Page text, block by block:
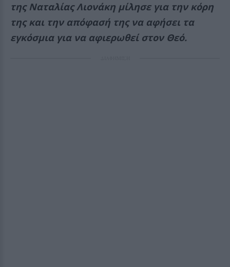
της Ναταλίας Λιονάκη μίλησε για την κόρη
της και την απόφασή της να αφήσει τα
εγκόσμια για να αφιερωθεί στον Θεό.